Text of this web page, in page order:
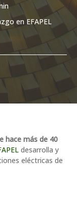
en EFAPEL
hace más de 40
desarrolla y
eléctricas de